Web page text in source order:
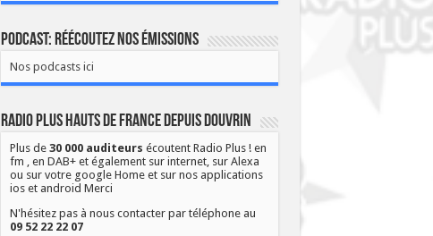
Podcast: Réécoutez nos émissions
Nos podcasts ici
Radio Plus Hauts de France depuis Douvrin
Plus de 30 000 auditeurs écoutent Radio Plus ! en
fm , en DAB+ et également sur internet, sur Alexa
ou sur votre google Home et sur nos applications
ios et android Merci
N'hésitez pas à nous contacter par téléphone au
09 52 22 22 07